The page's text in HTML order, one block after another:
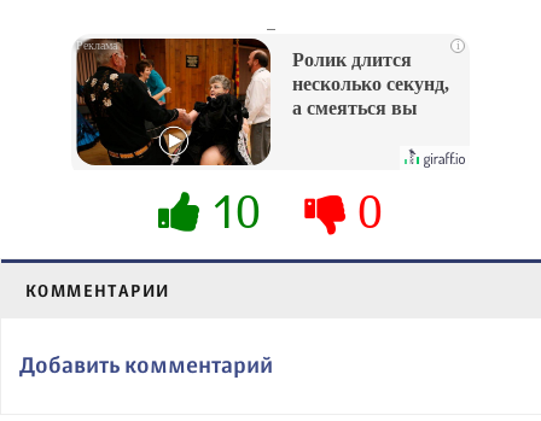
i
Ролик длится
несколько секунд,
а смеяться вы
10 0
КОММЕНТАРИИ
Добавить комментарий